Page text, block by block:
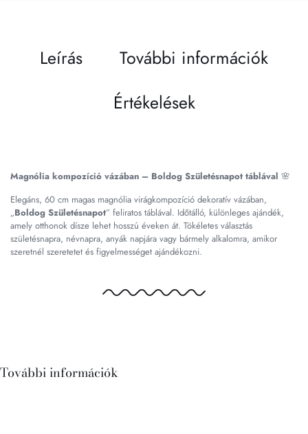
Leírás
További információk
Értékelések
Magnólia kompozíció vázában – Boldog Születésnapot táblával 🌸
Elegáns, 60 cm magas magnólia virágkompozíció dekoratív vázában,
„Boldog Születésnapot” feliratos táblával. Időtálló, különleges ajándék,
amely otthonok dísze lehet hosszú éveken át. Tökéletes választás
születésnapra, névnapra, anyák napjára vagy bármely alkalomra, amikor
szeretnél szeretetet és figyelmességet ajándékozni.
További információk